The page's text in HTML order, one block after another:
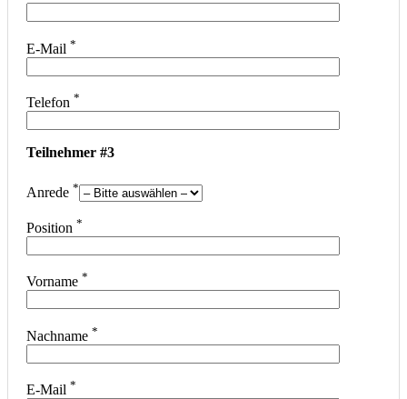
E-Mail *
Telefon *
Teilnehmer #3
Anrede *
Position *
Vorname *
Nachname *
E-Mail *